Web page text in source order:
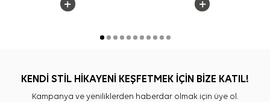
KENDİ STİL HİKAYENİ KEŞFETMEK İÇİN BİZE KATIL!
Kampanya ve yeniliklerden haberdar olmak için üye ol.